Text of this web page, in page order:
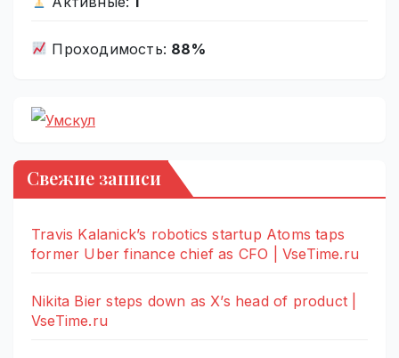
Проходимость: 88%
Свежие записи
Travis Kalanick’s robotics startup Atoms taps
former Uber finance chief as CFO | VseTime.ru
Nikita Bier steps down as X’s head of product |
VseTime.ru